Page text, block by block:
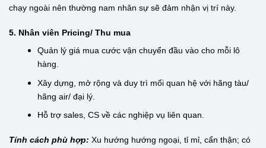
chạy ngoài nên thường nam nhân sự sẽ đảm nhận vị trí này.
5. Nhân viên Pricing/ Thu mua
Quản lý giá mua cước vận chuyển đầu vào cho mỗi lô
hàng.
Xây dựng, mở rộng và duy trì mối quan hệ với hãng tàu/
hãng air/ đại lý.
Hỗ trợ sales, CS về các nghiệp vụ liên quan.
Tính cách phù hợp: Xu hướng hướng ngoại, tỉ mỉ, cẩn thận; có